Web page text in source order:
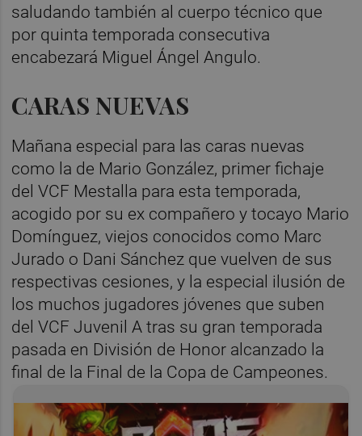
saludando también al cuerpo técnico que
por quinta temporada consecutiva
encabezará Miguel Ángel Angulo.
CARAS NUEVAS
Mañana especial para las caras nuevas
como la de Mario González, primer fichaje
del VCF Mestalla para esta temporada,
acogido por su ex compañero y tocayo Mario
Domínguez, viejos conocidos como Marc
Jurado o Dani Sánchez que vuelven de sus
respectivas cesiones, y la especial ilusión de
los muchos jugadores jóvenes que suben
del VCF Juvenil A tras su gran temporada
pasada en División de Honor alcanzado la
final de la Final de la Copa de Campeones.